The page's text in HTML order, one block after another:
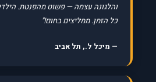
כל הזמן. ממליצים בחום!"
— מיכל ל., תל אביב